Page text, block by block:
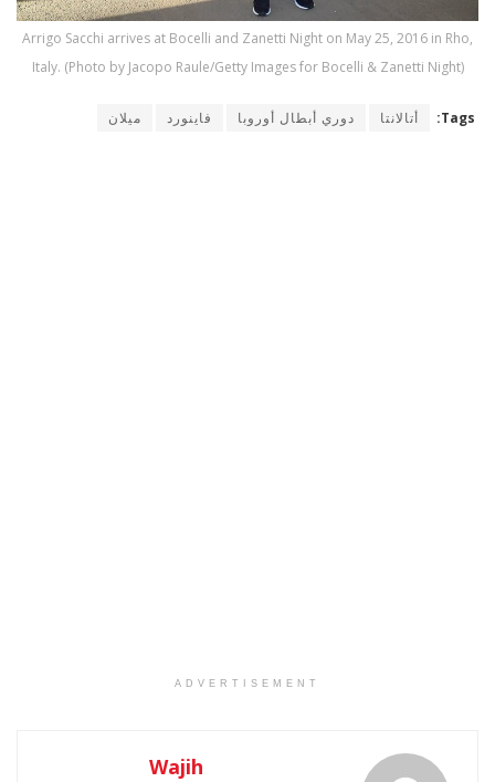
Arrigo Sacchi arrives at Bocelli and Zanetti Night on May 25, 2016 in Rho,
Italy. (Photo by Jacopo Raule/Getty Images for Bocelli & Zanetti Night)
Tags: أتالانتا دوري أبطال أوروبا فاينورد ميلان
ADVERTISEMENT
Wajih